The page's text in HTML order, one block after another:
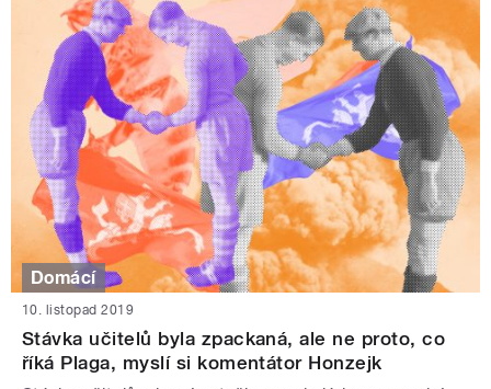
Domácí
10. listopad 2019
Stávka učitelů byla zpackaná, ale ne proto, co
říká Plaga, myslí si komentátor Honzejk